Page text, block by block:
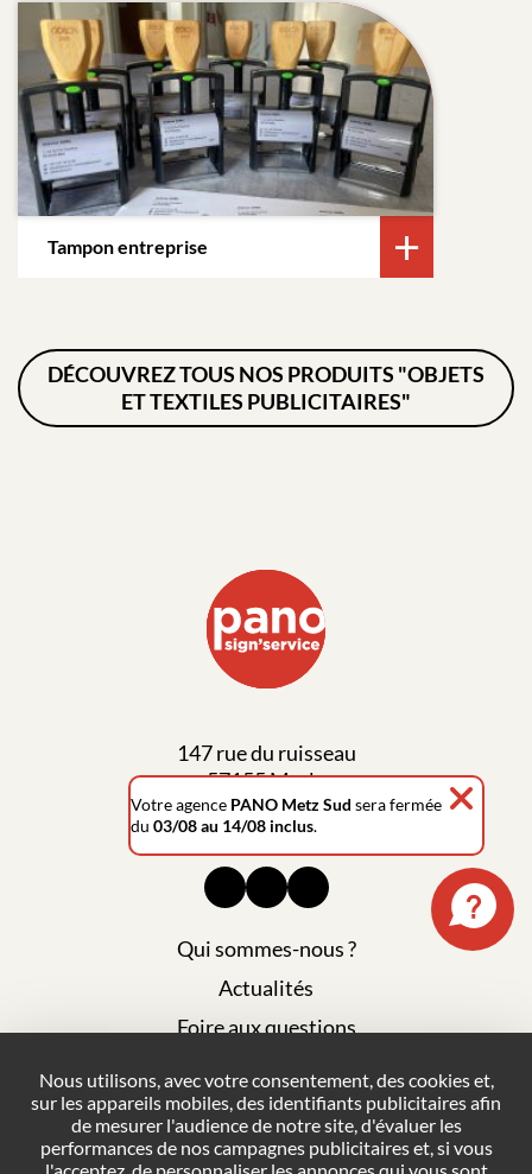
Tampon entreprise
DÉCOUVREZ TOUS NOS PRODUITS "OBJETS
ET TEXTILES PUBLICITAIRES"
147 rue du ruisseau
57155 Marly
03 87 63 03 57
Qui sommes-nous ?
Actualités
Foire aux questions
Plan du site
Politique de confidentialité
Votre agence PANO Metz Sud sera fermée
du 03/08 au 14/08 inclus.
Nous utilisons, avec votre consentement, des cookies et,
sur les appareils mobiles, des identifiants publicitaires afin
de mesurer l'audience de notre site, d'évaluer les
performances de nos campagnes publicitaires et, si vous